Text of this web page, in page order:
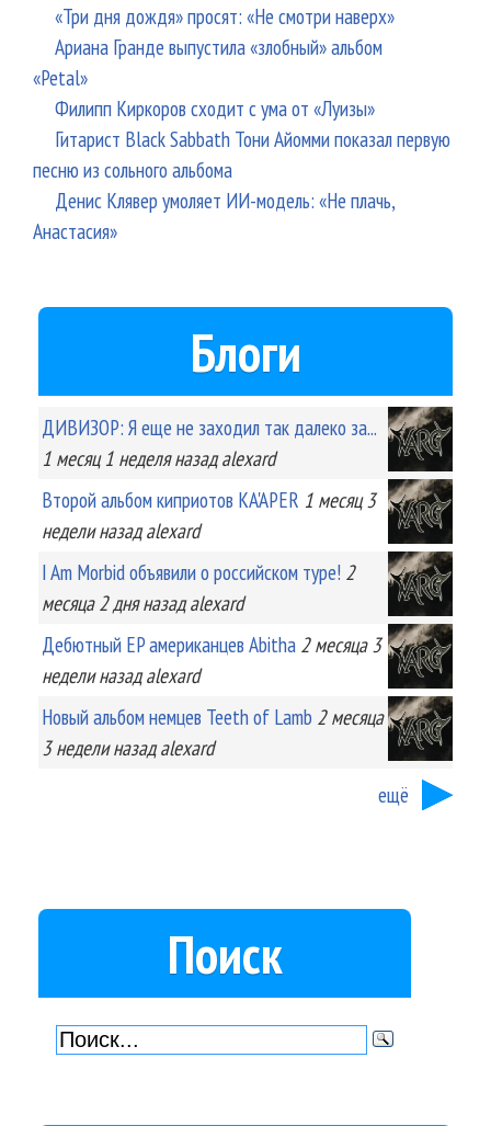
«Три дня дождя» просят: «Не смотри наверх»
Ариана Гранде выпустила «злобный» альбом
«Petal»
Филипп Киркоров сходит с ума от «Луизы»
Гитарист Black Sabbath Тони Айомми показал первую
песню из сольного альбома
Денис Клявер умоляет ИИ-модель: «Не плачь,
Анастасия»
Блоги
ДИВИЗОР: Я еще не заходил так далеко за...
1 месяц 1 неделяназад alexard
Второй альбом киприотов KA'APER 1 месяц 3
неделиназад alexard
I Am Morbid объявили о российском туре! 2
месяца 2 дняназад alexard
Дебютный EP американцев Abitha 2 месяца 3
неделиназад alexard
Новый альбом немцев Teeth of Lamb 2 месяца
3 неделиназад alexard
ещё
Поиск